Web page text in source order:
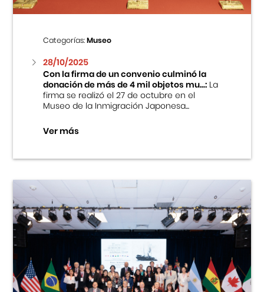
Categorías:Museo
28/10/2025
Con la firma de un convenio culminó la
donación de más de 4 mil objetos mu...:La
firma se realizó el 27 de octubre en el
Museo de la Inmigración Japonesa...
Ver más